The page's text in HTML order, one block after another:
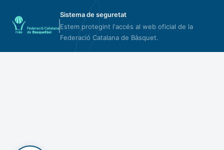
Sistema de seguretat
Estem protegint l'accés al web oficial de la
Federació Catalana de Bàsquet.